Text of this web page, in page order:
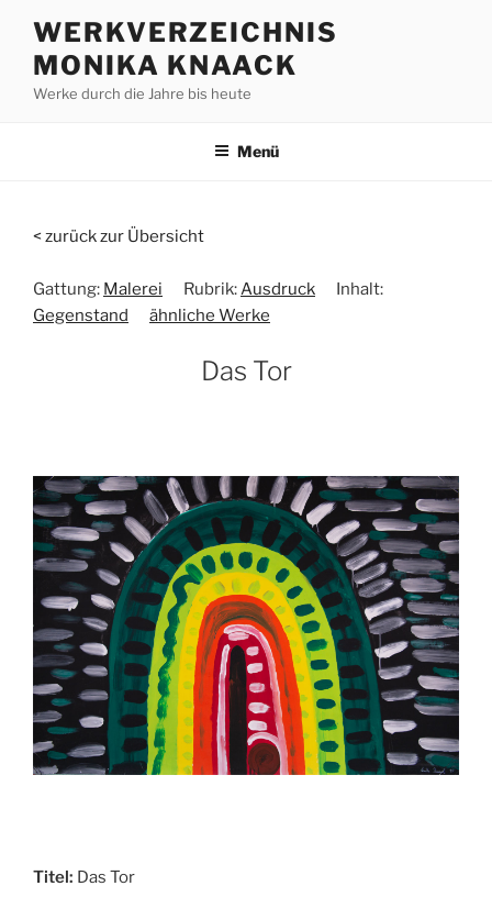
Inhalt
springen
WERKVERZEICHNIS
MONIKA KNAACK
Werke durch die Jahre bis heute
Menü
< zurück zur Übersicht
Gattung: Malerei Rubrik: Ausdruck
Inhalt:
Gegenstand
ähnliche Werke
Das Tor
Titel: Das Tor